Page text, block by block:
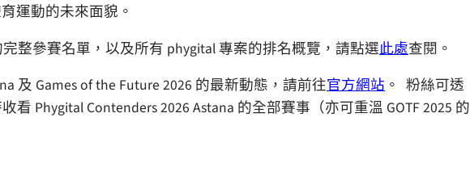
運動的未來面貌。
完整參賽名單，以及所有 phygital 專案的排名概覽，請點選此處查閱。
及 Games of the Future 2026 的最新動態，請前往官方網站 。 粉絲可透
看 Phygital Contenders 2026 Astana 的全部賽事（亦可重溫 GOTF 2025 的